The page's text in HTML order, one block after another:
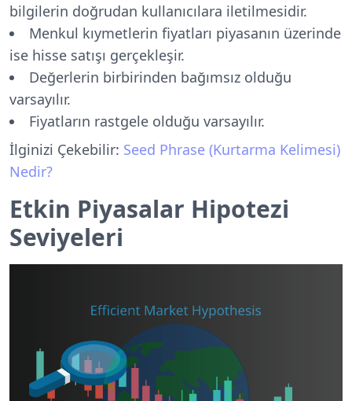
bilgilerin doğrudan kullanıcılara iletilmesidir.
Menkul kıymetlerin fiyatları piyasanın üzerinde
ise hisse satışı gerçekleşir.
Değerlerin birbirinden bağımsız olduğu
varsayılır.
Fiyatların rastgele olduğu varsayılır.
İlginizi Çekebilir: Seed Phrase (Kurtarma Kelimesi)
Nedir?
Etkin Piyasalar Hipotezi
Seviyeleri